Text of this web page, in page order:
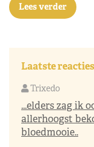
Lees verder
Laatste reacties
Trixedo
...elders zag ik
allerhoogst
bloedmooie..